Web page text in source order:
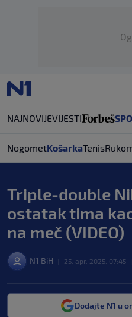
NAJNOVIJEVIJESTI
NogometKošarkaTenis
Triple-double
ostatak tima
na meč (VIDEO)
N1 BiH 25. apr. 2025. 07:45
Dodajte N1 u